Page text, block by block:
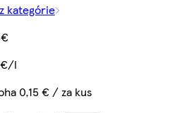
kategórie
€/l
0,15 € / za kus